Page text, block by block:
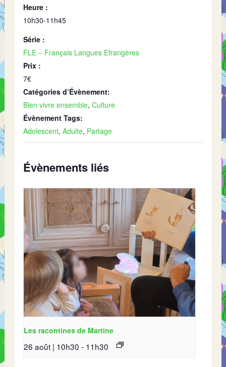
Heure :
10h30-11h45
Série :
FLE – Français Langues Etrangères
Prix :
7€
Catégories d’Évènement:
Bien vivre ensemble,Culture
Évènement Tags:
Adolescent,Adulte, Partage
Évènements liés
Les racontines de Martine
26 août | 10h30 - 11h30